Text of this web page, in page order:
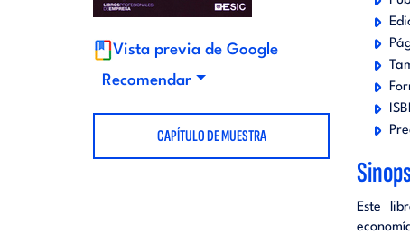
t
o
r
Vista previa de Google
Recomendar
CAPÍTULO DE MUESTRA
Este